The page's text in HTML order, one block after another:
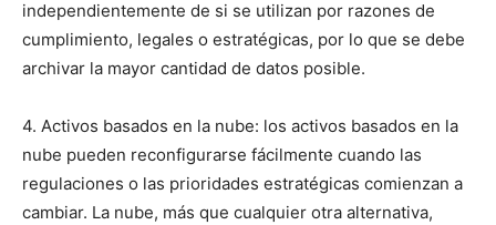
independientemente de si se utilizan por razones de
cumplimiento, legales o estratégicas, por lo que se debe
archivar la mayor cantidad de datos posible.
4. Activos basados ​​en la nube: los activos basados ​​en la
nube pueden reconfigurarse fácilmente cuando las
regulaciones o las prioridades estratégicas comienzan a
cambiar. La nube, más que cualquier otra alternativa,